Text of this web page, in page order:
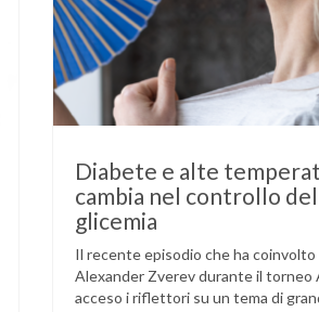
Diabete e alte
cambia nel controllo
glicemia
Il recente episodio che ha
Alexander Zverev durante il torneo
acceso i riflettori su un tema di